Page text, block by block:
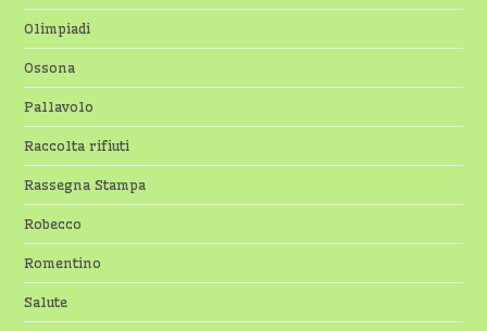
Olimpiadi
Ossona
Pallavolo
Raccolta rifiuti
Rassegna Stampa
Robecco
Romentino
Salute